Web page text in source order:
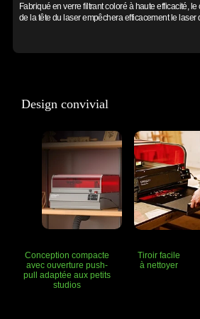
Fabriqué en verre filtrant coloré à haute efficacité,
de la tête du laser empêchera efficacement le laser
Design convivial
Conception compacte
avec ouverture push-
pull adaptée aux petits
studios
Tiroir facile
à nettoyer